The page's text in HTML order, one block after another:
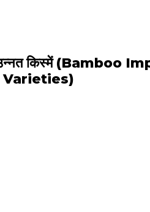
किस्में (Bamboo
Varieties)